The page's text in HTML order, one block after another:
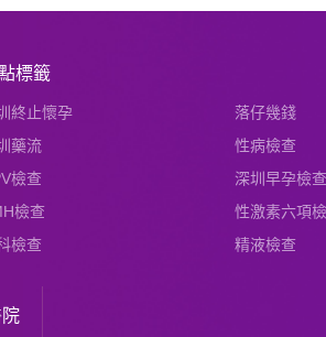
標籤
終止懷孕
落仔幾錢
藥流
性病檢查
檢查
深圳早孕檢查
檢查
性激素六項
檢查
精液檢查